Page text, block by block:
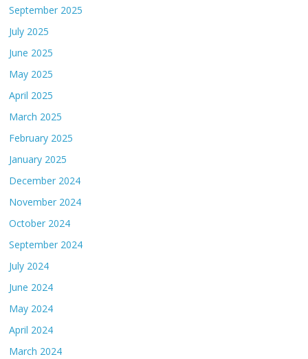
September 2025
July 2025
June 2025
May 2025
April 2025
March 2025
February 2025
January 2025
December 2024
November 2024
October 2024
September 2024
July 2024
June 2024
May 2024
April 2024
March 2024